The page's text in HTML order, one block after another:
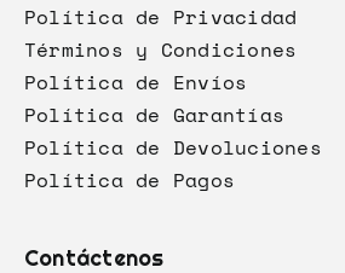
Política de Privacidad
Términos y Condiciones
Política de Envíos
Política de Garantías
Política de Devoluciones
Política de Pagos
Contáctenos